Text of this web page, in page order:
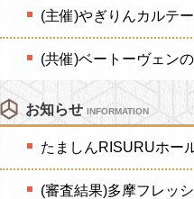
(主催)やぎりんカルテ
(共催)ベートーヴェン
お知らせ INFORMATION
たましんRISURUホー
(審査結果)多摩フレッ